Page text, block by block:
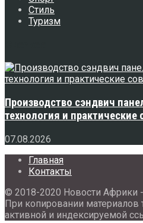
Стиль
Туризм
Производство сэндвич
технология и практические
07.08.2026
Главная
Контакты
© 2018-2020 Новости Африки -
При копировании материалов
активной и индексируемой